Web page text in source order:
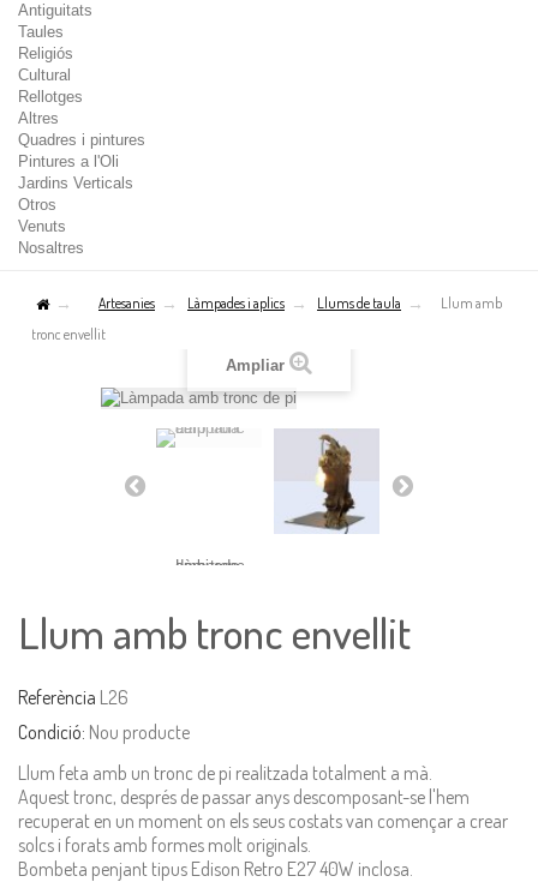
Antiguitats
Taules
Religiós
Cultural
Rellotges
Altres
Quadres i pintures
Pintures a l'Oli
Jardins Verticals
Otros
Venuts
Nosaltres
Artesanies Làmpades i aplics Llums de taula
Llum amb
tronc envellit
Ampliar
Llum amb tronc envellit
Referència L26
Condició: Nou producte
Llum feta amb un tronc de pi realitzada totalment a mà.
Aquest tronc, després de passar anys descomposant-se l'hem
recuperat en un moment on els seus costats van començar a crear
solcs i forats amb formes molt originals.
Bombeta penjant tipus Edison Retro E27 40W inclosa.